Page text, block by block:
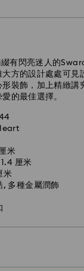
有閃亮迷人的
方的設計處處可見
形裝飾，加上精緻
的最佳選擇。
米
厘米
米
多種金屬潤飾